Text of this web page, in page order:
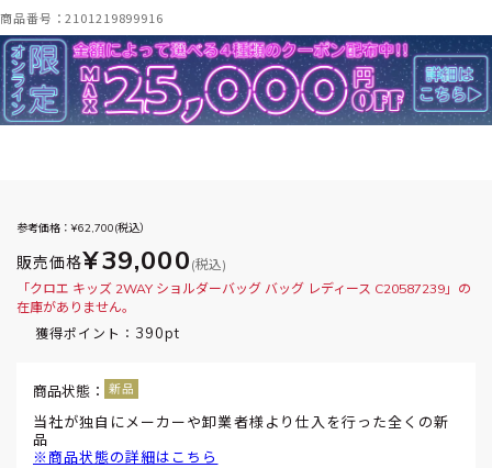
商品番号：2101219899916
参考価格：¥62,700(税込）
販売価格¥39,000 (税込)
「クロエ キッズ 2WAY ショルダーバッグ バッグ レディース C20587239」の
在庫がありません。
獲得ポイント： 390pt
商品状態：
当社が独自にメーカーや卸業者様より仕入を行った全くの新
品
※商品状態の詳細はこちら